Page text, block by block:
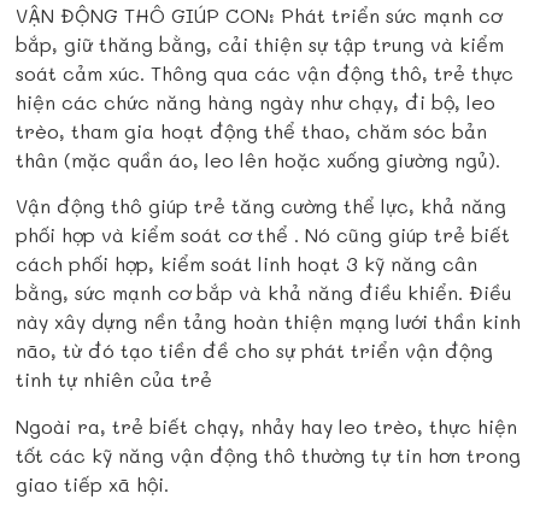
VẬN ĐỘNG THÔ GIÚP CON: Phát triển sức mạnh cơ
bắp, giữ thăng bằng, cải thiện sự tập trung và kiểm
soát cảm xúc. Thông qua các vận động thô, trẻ thực
hiện các chức năng hàng ngày như chạy, đi bộ, leo
trèo, tham gia hoạt động thể thao, chăm sóc bản
thân (mặc quần áo, leo lên hoặc xuống giường ngủ).
Vận động thô giúp trẻ tăng cường thể lực, khả năng
phối hợp và kiểm soát cơ thể . Nó cũng giúp trẻ biết
cách phối hợp, kiểm soát linh hoạt 3 kỹ năng cân
bằng, sức mạnh cơ bắp và khả năng điều khiển. Điều
này xây dựng nền tảng hoàn thiện mạng lưới thần kinh
não, từ đó tạo tiền đề cho sự phát triển vận động
tinh tự nhiên của trẻ
Ngoài ra, trẻ biết chạy, nhảy hay leo trèo, thực hiện
tốt các kỹ năng vận động thô thường tự tin hơn trong
giao tiếp xã hội.